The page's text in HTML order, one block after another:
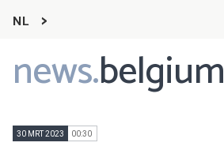
NL
news.belgium
Main
navigation
30 MRT 2023 00:30